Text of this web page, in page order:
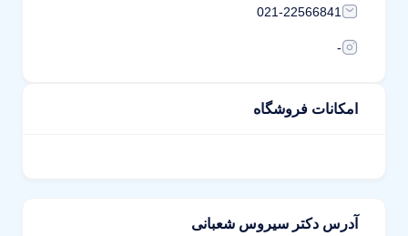
021-22566841
-
امکانات فروشگاه
آدرس دکتر سیروس شعبانی